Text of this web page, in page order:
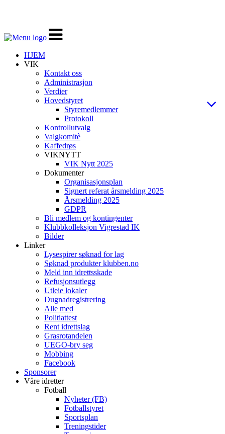
Veksle
navigasjon
HJEM
VIK
Kontakt oss
Administrasjon
Verdier
Hovedstyret
Styremedlemmer
Protokoll
Kontrollutvalg
Valgkomitè
Kaffedrøs
VIKNYTT
VIK Nytt 2025
Dokumenter
Organisasjonsplan
Signert referat årsmelding 2025
Årsmelding 2025
GDPR
Bli medlem og kontingenter
Klubbkolleksjon Vigrestad IK
Bilder
Linker
Lysespirer søknad for lag
Søknad produkter klubben.no
Meld inn idrettsskade
Refusjonsutlegg
Utleie lokaler
Dugnadregistrering
Alle med
Politiattest
Rent idrettslag
Grasrotandelen
UEGO-bry seg
Mobbing
Facebook
Sponsorer
Våre idretter
Fotball
Nyheter (FB)
Fotballstyret
Sportsplan
Treningstider